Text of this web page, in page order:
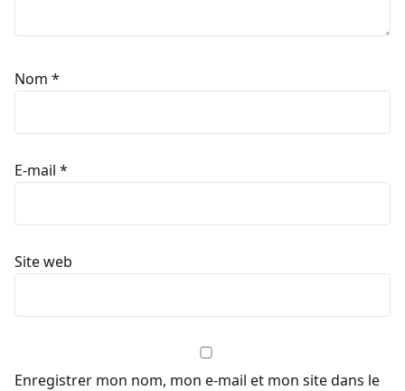
Nom *
E-mail *
Site web
Enregistrer mon nom, mon e-mail et mon site dans le